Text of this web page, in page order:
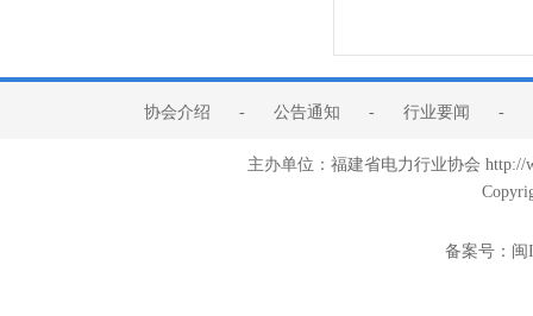
协会介绍 - 公告通知 - 行业要闻 -
主办单位：福建省电力行业协会
备案号： 闽